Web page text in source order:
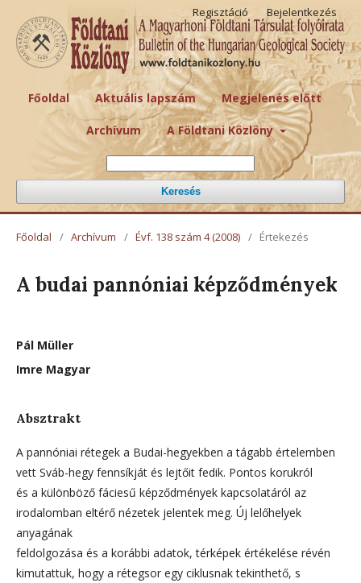
Főoldal Aktuális lapszám Megjelenés előtt
Archívum A Földtani Közlöny
Keresés
Regisztáció Bejelentkezés
Főoldal / Archívum / Évf. 138 szám 4 (2008) / Értekezés
A budai pannóniai képződmények
Pál Müller
Imre Magyar
Absztrakt
A pannóniai rétegek a Budai-hegyekben a tágabb értelemben
vett Sváb-hegy fennsíkját és lejtőit fedik. Pontos korukról
és a különböző fáciesű képződmények kapcsolatáról az
irodalomban eltérő nézetek jelentek meg. Új lelőhelyek
anyagának
feldolgozása és a korábbi adatok, térképek értékelése révén
kimutattuk, hogy a rétegsor egy ciklusnak tekinthető, s